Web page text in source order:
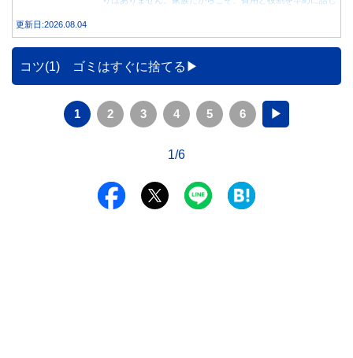
更新日:2026.08.04
コツ(1) ゴミはすぐに捨てる
1 2 3 4 5 6 ▶
1/6